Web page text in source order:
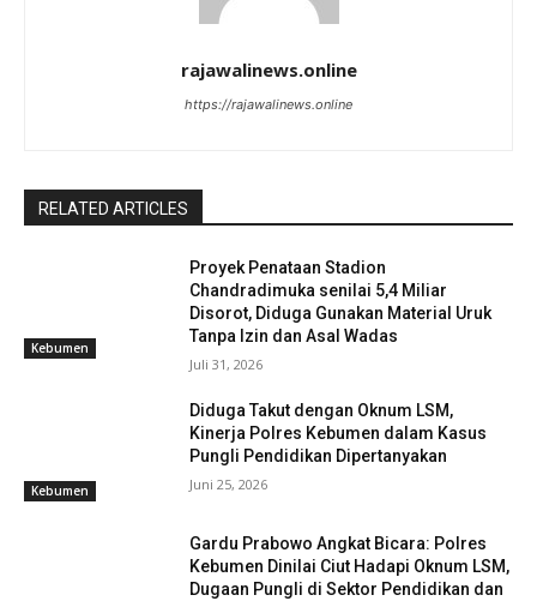
rajawalinews.online
https://rajawalinews.online
RELATED ARTICLES
Kebumen
Proyek Penataan Stadion
Chandradimuka senilai 5,4 Miliar
Disorot, Diduga Gunakan Material Uruk
Tanpa Izin dan Asal Wadas
Juli 31, 2026
Kebumen
Diduga Takut dengan Oknum LSM,
Kinerja Polres Kebumen dalam Kasus
Pungli Pendidikan Dipertanyakan
Juni 25, 2026
Gardu Prabowo Angkat Bicara: Polres
Kebumen Dinilai Ciut Hadapi Oknum LSM,
Dugaan Pungli di Sektor Pendidikan dan